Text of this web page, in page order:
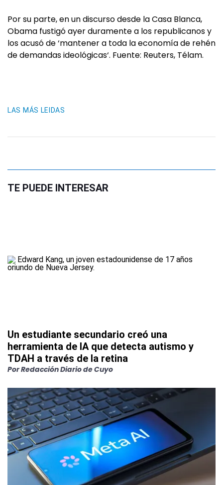
Por su parte, en un discurso desde la Casa Blanca,
Obama fustigó ayer duramente a los republicanos y
los acusó de ‘mantener a toda la economía de rehén
de demandas ideológicas‘. Fuente: Reuters, Télam.
LAS MÁS LEIDAS
TE PUEDE INTERESAR
Un estudiante secundario creó una
herramienta de IA que detecta autismo y
TDAH a través de la retina
PorRedacción Diario de Cuyo